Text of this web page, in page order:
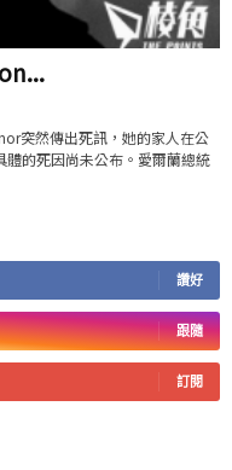
突然傳出死訊，她的家人在公
的死因尚未公布。愛爾蘭總統
讚好
跟隨
訂閱